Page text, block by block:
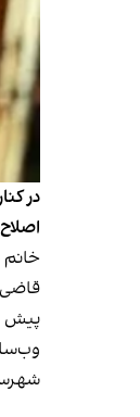
خانم
پیش